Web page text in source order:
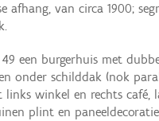
afhang, van circa 1900;
een burgerhuis met
onder schilddak (nok
links winkel en rechts café,
plint en